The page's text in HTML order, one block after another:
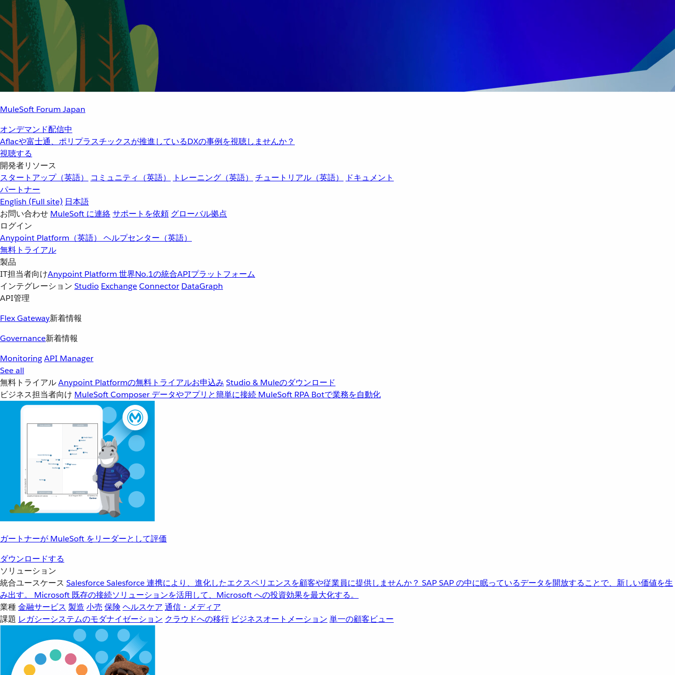
MuleSoft Forum Japan
オンデマンド配信中
Aflacや富士通、ポリプラスチックスが推進しているDXの事例を視聴しませんか？
視聴する
開発者リソース
スタートアップ（英語）
コミュニティ（英語） トレーニング（英語） チュートリアル（英語）
ドキュメント
パートナー
English (Full site) 日本語
お問い合わせ MuleSoft に連絡サポートを依頼 グローバル拠点
ログイン
Anypoint Platform（英語） ヘルプセンター（英語）
無料トライアル
製品
IT担当者向けAnypoint Platform 世界No.1の統合APIプラットフォーム
インテグレーション Studio ExchangeConnector DataGraph
API管理
Flex Gateway新着情報
Governance新着情報
MonitoringAPI Manager
See all
無料トライアルAnypoint Platformの無料トライアルお申込み Studio & Muleのダウンロード
ビジネス担当者向け MuleSoft Composer データやアプリと簡単に接続 MuleSoft RPA Botで業務を自動化
ガートナーが MuleSoft をリーダーとして評価
ダウンロードする
ソリューション
統合ユースケース SalesforceSalesforce 連携により、進化したエクスペリエンスを顧客や従業員に提供しませんか？ SAPSAP の中に眠っているデータを開放することで、新しい価値を生
み出す。
Microsoft 既存の接続ソリューションを活用して、Microsoft への投資効果を最大化する。
業種金融サービス 製造 小売 保険 ヘルスケア 通信・メディア
課題 レガシーシステムのモダナイゼーション クラウドへの移行 ビジネスオートメーション 単一の顧客ビュー